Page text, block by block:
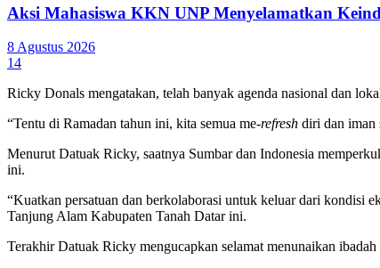
Aksi Mahasiswa KKN UNP Menyelamatkan
8 Agustus 2026
14
Ricky Donals mengatakan, telah banyak agenda nasional dan
“Tentu di Ramadan tahun ini, kita semua me-refresh diri dan iman
Menurut Datuak Ricky, saatnya Sumbar dan Indonesia
ini.
“Kuatkan persatuan dan berkolaborasi untuk keluar dari kondisi
Tanjung Alam Kabupaten Tanah Datar ini.
Terakhir Datuak Ricky mengucapkan selamat menunaikan